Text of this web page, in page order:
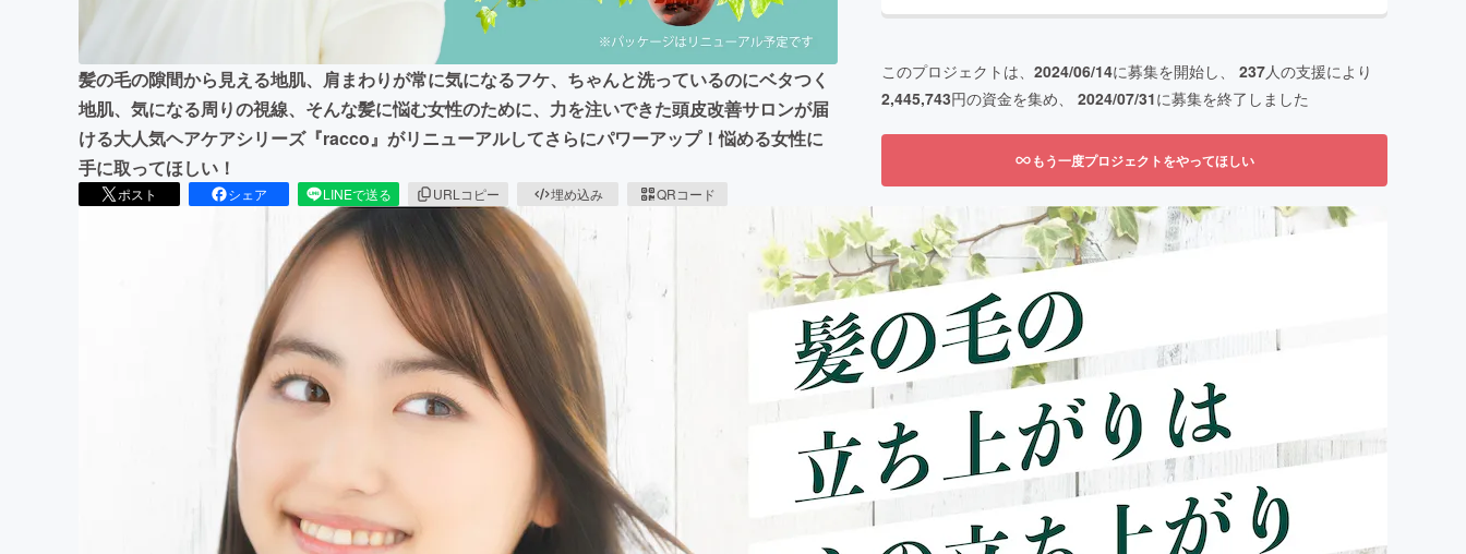
髪の毛の隙間から見える地肌、肩まわりが常に気になるフケ、ちゃんと洗っているのにベタつく
地肌、気になる周りの視線、そんな髪に悩む女性のために、力を注いできた頭皮改善サロンが届
ける大人気ヘアケアシリーズ『racco』がリニューアルしてさらにパワーアップ！悩める女性に
手に取ってほしい！
ポスト シェア LINEで送る URLコピー 埋め込み QRコード
このプロジェクトは、 2024/06/14に募集を開始し、 237人の支援により
2,445,743円の資金を集め、 2024/07/31に募集を終了しました
もう一度プロジェクトをやってほしい